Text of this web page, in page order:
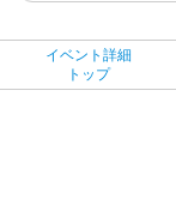
イベント詳細
トップ